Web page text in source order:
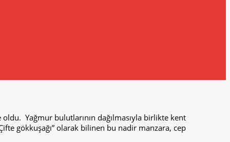
Yağmur bulutlarının dağılmasıyla birlikte kent
gökkuşağı” olarak bilinen bu nadir manzara, cep